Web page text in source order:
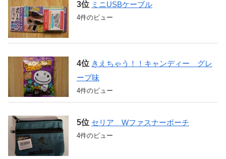
ミニUSBケーブル
4件のビュー
きえちゃう！！キャンディー グレ
ープ味
4件のビュー
セリア Wファスナーポーチ
4件のビュー